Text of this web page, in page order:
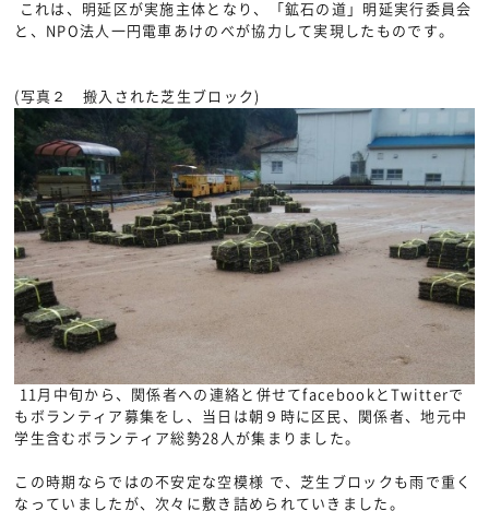
これは、明延区が実施主体となり、「鉱石の道」明延実行委員会
と、NPO法人一円電車あけのべが協力して実現したものです。
(写真２ 搬入された芝生ブロック)
11月中旬から、関係者への連絡と併せてfacebookとTwitterで
もボランティア募集をし、当日は朝９時に区民、関係者、地元中
学生含むボランティア総勢28人が集まりました。
この時期ならではの不安定な空模様 で、芝生ブロックも雨で重く
なっていましたが、次々に敷き詰められていきました。